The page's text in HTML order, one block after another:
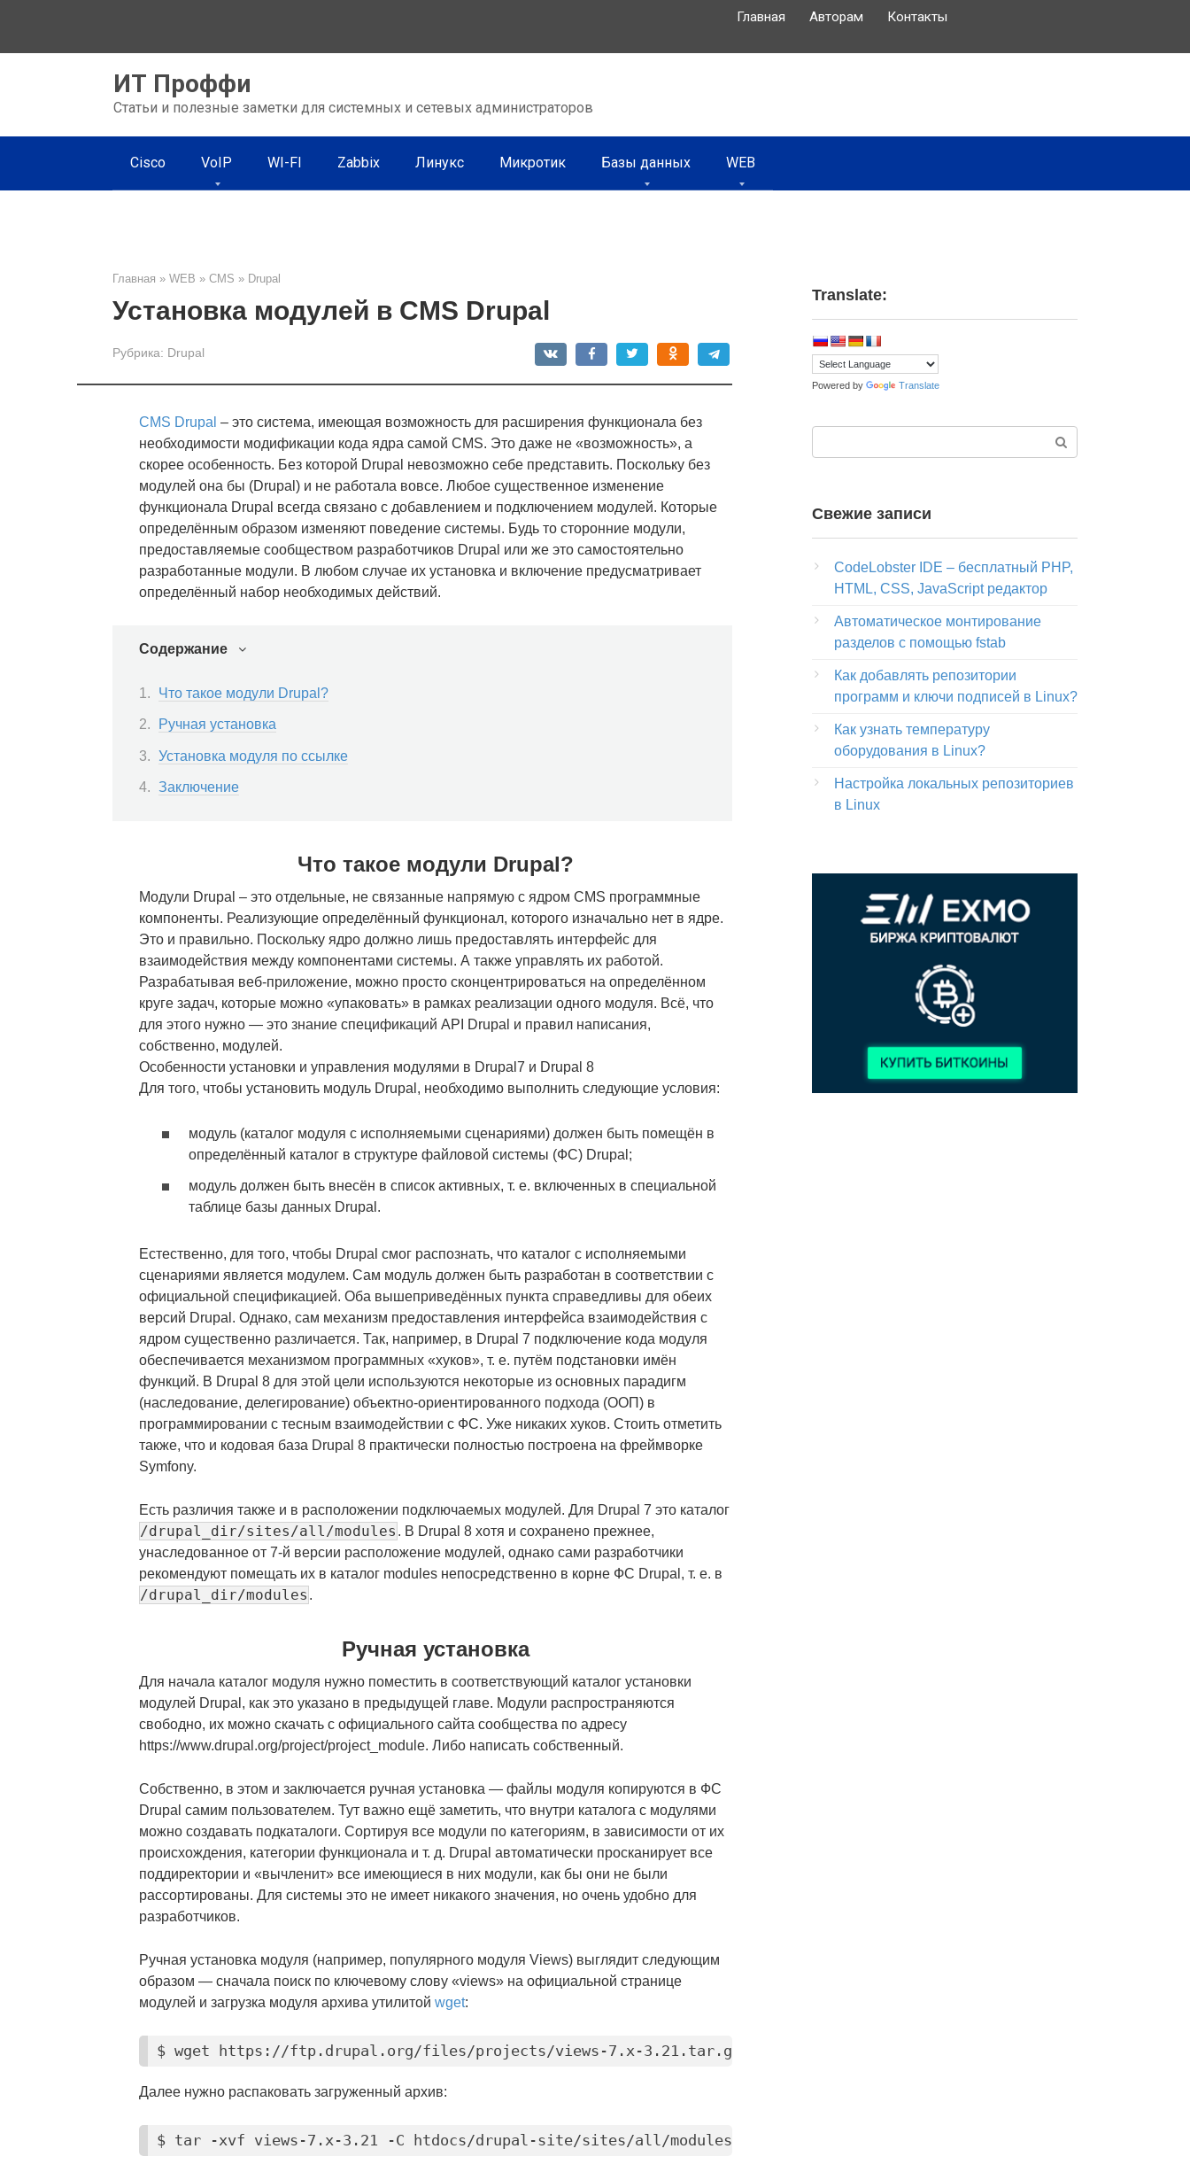
контенту
Главная Авторам Контакты
ИТ Проффи
Статьи и полезные заметки для системных и сетевых администраторов
Cisco VoIP WI-FI Zabbix Линукс Микротик Базы данных WEB
Главная » WEB » CMS » Drupal
Установка модулей в CMS Drupal
Рубрика: Drupal
CMS Drupal – это система, имеющая возможность для расширения функционала без
необходимости модификации кода ядра самой CMS. Это даже не «возможность», а
скорее особенность. Без которой Drupal невозможно себе представить. Поскольку без
модулей она бы (Drupal) и не работала вовсе. Любое существенное изменение
функционала Drupal всегда связано с добавлением и подключением модулей. Которые
определённым образом изменяют поведение системы. Будь то сторонние модули,
предоставляемые сообществом разработчиков Drupal или же это самостоятельно
разработанные модули. В любом случае их установка и включение предусматривает
определённый набор необходимых действий.
Содержание
Что такое модули Drupal?
Ручная установка
Установка модуля по ссылке
Заключение
Что такое модули Drupal?
Модули Drupal – это отдельные, не связанные напрямую с ядром CMS программные
компоненты. Реализующие определённый функционал, которого изначально нет в ядре.
Это и правильно. Поскольку ядро должно лишь предоставлять интерфейс для
взаимодействия между компонентами системы. А также управлять их работой.
Разрабатывая веб-приложение, можно просто сконцентрироваться на определённом
круге задач, которые можно «упаковать» в рамках реализации одного модуля. Всё, что
для этого нужно — это знание спецификаций API Drupal и правил написания,
собственно, модулей.
Особенности установки и управления модулями в Drupal7 и Drupal 8
Для того, чтобы установить модуль Drupal, необходимо выполнить следующие условия:
модуль (каталог модуля с исполняемыми сценариями) должен быть помещён в
определённый каталог в структуре файловой системы (ФС) Drupal;
модуль должен быть внесён в список активных, т. е. включенных в специальной
таблице базы данных Drupal.
Естественно, для того, чтобы Drupal смог распознать, что каталог с исполняемыми
сценариями является модулем. Сам модуль должен быть разработан в соответствии с
официальной спецификацией. Оба вышеприведённых пункта справедливы для обеих
версий Drupal. Однако, сам механизм предоставления интерфейса взаимодействия с
ядром существенно различается. Так, например, в Drupal 7 подключение кода модуля
обеспечивается механизмом программных «хуков», т. е. путём подстановки имён
функций. В Drupal 8 для этой цели используются некоторые из основных парадигм
(наследование, делегирование) объектно-ориентированного подхода (ООП) в
программировании с тесным взаимодействии с ФС. Уже никаких хуков. Стоить отметить
также, что и кодовая база Drupal 8 практически полностью построена на фреймворке
Symfony.
Есть различия также и в расположении подключаемых модулей. Для Drupal 7 это каталог
/drupal_dir/sites/all/modules . В Drupal 8 хотя и сохранено прежнее,
унаследованное от 7-й версии расположение модулей, однако сами разработчики
рекомендуют помещать их в каталог modules непосредственно в корне ФС Drupal, т. е. в
/drupal_dir/modules .
Ручная установка
Для начала каталог модуля нужно поместить в соответствующий каталог установки
модулей Drupal, как это указано в предыдущей главе. Модули распространяются
свободно, их можно скачать с официального сайта сообщества по адресу
https://www.drupal.org/project/project_module. Либо написать собственный.
Собственно, в этом и заключается ручная установка — файлы модуля копируются в ФС
Drupal самим пользователем. Тут важно ещё заметить, что внутри каталога с модулями
можно создавать подкаталоги. Сортируя все модули по категориям, в зависимости от их
происхождения, категории функционала и т. д. Drupal автоматически просканирует все
поддиректории и «вычленит» все имеющиеся в них модули, как бы они не были
рассортированы. Для системы это не имеет никакого значения, но очень удобно для
разработчиков.
Ручная установка модуля (например, популярного модуля Views) выглядит следующим
образом — сначала поиск по ключевому слову «views» на официальной странице
модулей и загрузка модуля архива утилитой wget:
$ wget https://ftp.drupal.org/files/projects/views-7.x-3.21.tar.gz
Далее нужно распаковать загруженный архив:
$ tar -xvf views-7.x-3.21 -C htdocs/drupal-site/sites/all/modules/contrib
Translate:
Powered by Translate
Свежие записи
CodeLobster IDE – бесплатный PHP,
HTML, CSS, JavaScript редактор
Автоматическое монтирование
разделов с помощью fstab
Как добавлять репозитории
программ и ключи подписей в Linux?
Как узнать температуру
оборудования в Linux?
Настройка локальных репозиториев
в Linux